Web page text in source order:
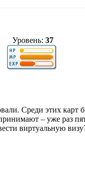
Уровень: 37
Среди этих карт
– уже раз
виртуальную